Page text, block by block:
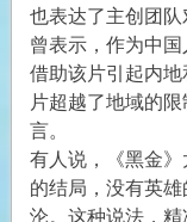
也表达了主创团
曾表示，作为中
借助该片引起内
片超越了地域的
言。
有人说，《黑金》
的结局，没有英
沦。这种说法，